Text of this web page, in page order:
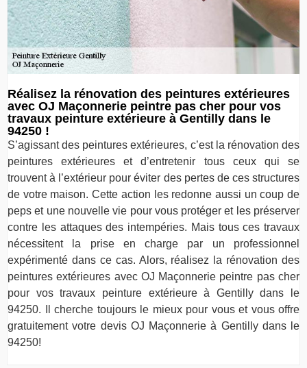
Réalisez la rénovation des peintures extérieures
avec OJ Maçonnerie peintre pas cher pour vos
travaux peinture extérieure à Gentilly dans le
94250 !
S’agissant des peintures extérieures, c’est la rénovation des
peintures extérieures et d’entretenir tous ceux qui se
trouvent à l’extérieur pour éviter des pertes de ces structures
de votre maison. Cette action les redonne aussi un coup de
peps et une nouvelle vie pour vous protéger et les préserver
contre les attaques des intempéries. Mais tous ces travaux
nécessitent la prise en charge par un professionnel
expérimenté dans ce cas. Alors, réalisez la rénovation des
peintures extérieures avec OJ Maçonnerie peintre pas cher
pour vos travaux peinture extérieure à Gentilly dans le
94250. Il cherche toujours le mieux pour vous et vous offre
gratuitement votre devis OJ Maçonnerie à Gentilly dans le
94250!